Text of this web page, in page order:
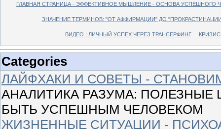
ГЛАВНАЯ СТРАНИЦА - ЭФФЕКТИВНОЕ МЫШЛЕНИЕ - ОСНОВА УСПЕШНОГО
ЗНАЧЕНИЕ ТЕРМИНОВ: "ОТ АФФИРМАЦИИ" ДО
ВИДЕО : ЛИЧНЫЙ УСПЕХ ЧЕРЕЗ ТРАНСЕРФИНГ
Categories
ЛАЙФХАКИ И СОВЕТЫ -
АНАЛИТИКА РАЗУМА: ПОЛЕЗНЫЕ
БЫТЬ УСПЕШНЫМ ЧЕЛОВЕКОМ
ЖИЗНЕННЫЕ СИТУАЦИИ -